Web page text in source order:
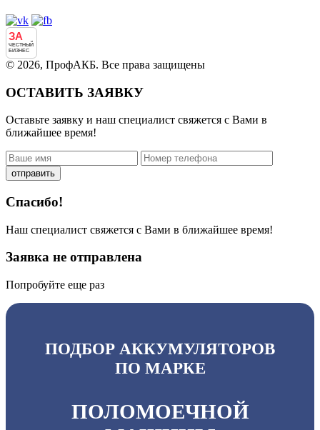
ЗА
ЧЕСТНЫЙ
БИЗНЕС
© 2026, ПрофАКБ. Все права защищены
ОСТАВИТЬ ЗАЯВКУ
Оставьте заявку и наш специалист свяжется с Вами в
ближайшее время!
отправить
Спасибо!
Наш специалист свяжется с Вами в ближайшее время!
Заявка не отправлена
Попробуйте еще раз
ПОДБОР АККУМУЛЯТОРОВ
ПО МАРКЕ
ПОЛОМОЕЧНОЙ